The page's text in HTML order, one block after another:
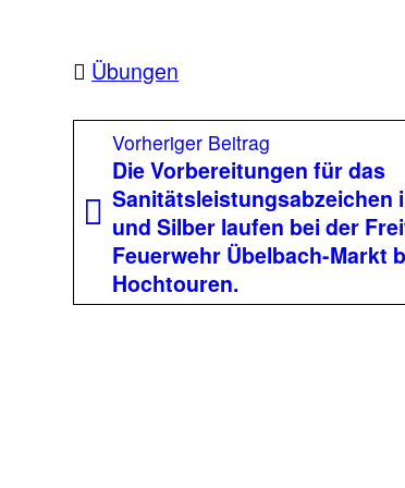
Übungen
Beitragsnavigation
Vorheriger Beitrag
Beitrag:
Die Vorbereitungen für das
Sanitätsleistungsabzeichen
und Silber laufen bei der
Feuerwehr Übelbach-Markt
Hochtouren.